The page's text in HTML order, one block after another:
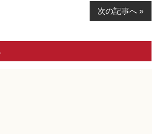
次の記事へ »